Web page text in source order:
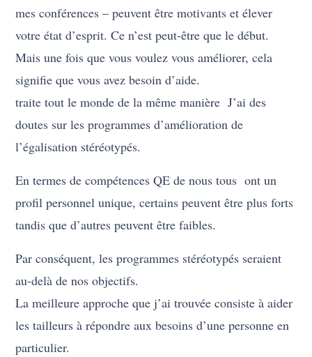
mes conférences – peuvent être motivants et élever
votre état d’esprit. Ce n’est peut-être que le début.
Mais une fois que vous voulez vous améliorer, cela
signifie que vous avez besoin d’aide.
traite tout le monde de la même manière J’ai des
doutes sur les programmes d’amélioration de
l’égalisation stéréotypés.
En termes de compétences QE de nous tous ont un
profil personnel unique, certains peuvent être plus forts
tandis que d’autres peuvent être faibles.
Par conséquent, les programmes stéréotypés seraient
au-delà de nos objectifs.
La meilleure approche que j’ai trouvée consiste à aider
les tailleurs à répondre aux besoins d’une personne en
particulier.